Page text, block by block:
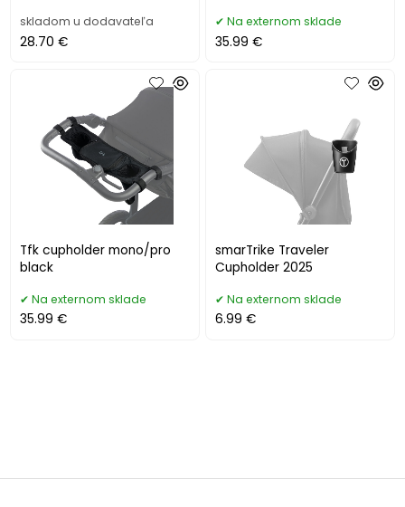
skladom u dodavateľa
28.70 €
Na externom sklade
35.99 €
Tfk cupholder mono/pro
black
Na externom sklade
35.99 €
smarTrike Traveler
Cupholder 2025
Na externom sklade
6.99 €